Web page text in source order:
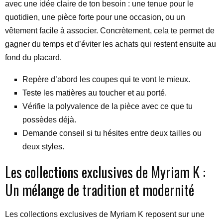
avec une idée claire de ton besoin : une tenue pour le
quotidien, une pièce forte pour une occasion, ou un
vêtement facile à associer. Concrètement, cela te permet de
gagner du temps et d’éviter les achats qui restent ensuite au
fond du placard.
Repère d’abord les coupes qui te vont le mieux.
Teste les matières au toucher et au porté.
Vérifie la polyvalence de la pièce avec ce que tu
possèdes déjà.
Demande conseil si tu hésites entre deux tailles ou
deux styles.
Les collections exclusives de Myriam K :
Un mélange de tradition et modernité
Les collections exclusives de Myriam K reposent sur une